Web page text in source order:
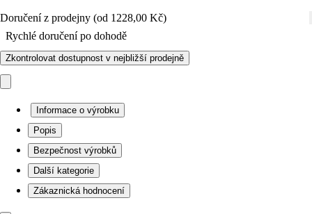
Doručení z prodejny (od 1228,00 Kč)
Rychlé doručení po dohodě
Zkontrolovat dostupnost v nejbližší prodejně
Informace o výrobku
Popis
Bezpečnost výrobků
Další kategorie
Zákaznická hodnocení